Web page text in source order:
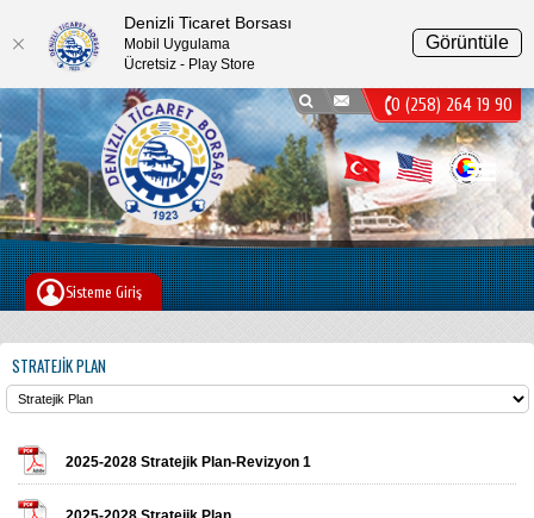
0 (258) 264 19 90
Sisteme Giriş
STRATEJIK PLAN
2025-2028 Stratejik Plan-Revizyon 1
Menu
Denizli Ticaret Borsası
Mobil Uygulama
Ücretsiz - Play Store
Görüntüle